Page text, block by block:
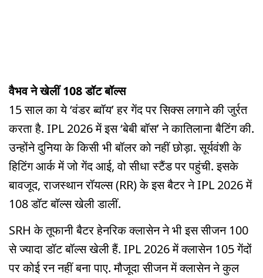
वैभव ने खेलीं 108 डॉट बॉल्स
15 साल का ये ‘वंडर ब्वॉय’ हर गेंद पर सिक्स लगाने की जुर्रत
करता है. IPL 2026 में इस ‘बेबी बॉस’ ने कातिलाना बैटिंग की.
उन्होंने दुनिया के किसी भी बॉलर को नहीं छोड़ा. सूर्यवंशी के
हिटिंग आर्क में जो गेंद आई, वो सीधा स्टैंड पर पहुंची. इसके
बावजूद, राजस्थान रॉयल्स (RR) के इस बैटर ने IPL 2026 में
108 डॉट बॉल्स खेली डालीं.
SRH के तूफानी बैटर हेनरिक क्लासेन ने भी इस सीजन 100
से ज्यादा डॉट बॉल्स खेली हैं. IPL 2026 में क्लासेन 105 गेंदों
पर कोई रन नहीं बना पाए. मौजूदा सीजन में क्लासेन ने कुल